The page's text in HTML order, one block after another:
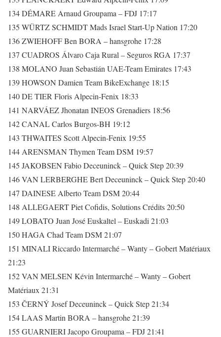
134 DÉMARE Arnaud Groupama – FDJ 17:17
135 WÜRTZ SCHMIDT Mads Israel Start-Up Nation 17:20
136 ZWIEHOFF Ben BORA – hansgrohe 17:28
137 CUADROS Álvaro Caja Rural – Seguros RGA 17:37
138 MOLANO Juan Sebastián UAE-Team Emirates 17:43
139 HOWSON Damien Team BikeExchange 18:15
140 DE TIER Floris Alpecin-Fenix 18:33
141 NARVÁEZ Jhonatan INEOS Grenadiers 18:56
142 CANAL Carlos Burgos-BH 19:12
143 THWAITES Scott Alpecin-Fenix 19:55
144 ARENSMAN Thymen Team DSM 19:57
145 JAKOBSEN Fabio Deceuninck – Quick Step 20:39
146 VAN LERBERGHE Bert Deceuninck – Quick Step 20:40
147 DAINESE Alberto Team DSM 20:44
148 ALLEGAERT Piet Cofidis, Solutions Crédits 20:50
149 LOBATO Juan José Euskaltel – Euskadi 21:03
150 HAGA Chad Team DSM 21:07
151 MINALI Riccardo Intermarché – Wanty – Gobert Matériaux
21:23
152 VAN MELSEN Kévin Intermarché – Wanty – Gobert
Matériaux 21:31
153 ČERNÝ Josef Deceuninck – Quick Step 21:34
154 LAAS Martin BORA – hansgrohe 21:39
155 GUARNIERI Jacopo Groupama – FDJ 21:41